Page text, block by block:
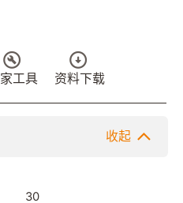
工具 资料下载
收起
30